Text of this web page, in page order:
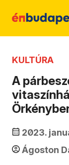
KULTÚRA
A
2023.
Ágoston